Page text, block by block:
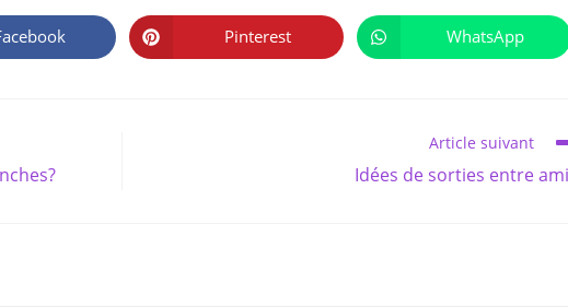
CE
CONTENU
Ouvrir
dans
Ouvrir
dans
Pinterest Ouvrir
dans
WhatsApp
Article suivant
Idées de sorties entre